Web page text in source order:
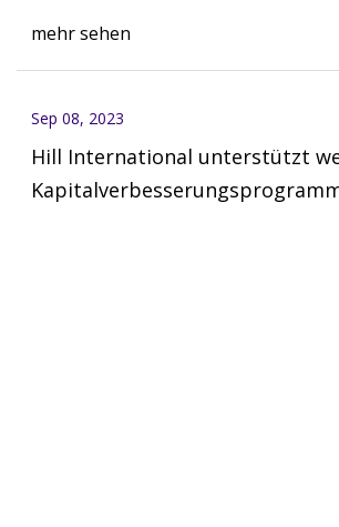
mehr sehen
Sep 08, 2023
Hill International unterstützt